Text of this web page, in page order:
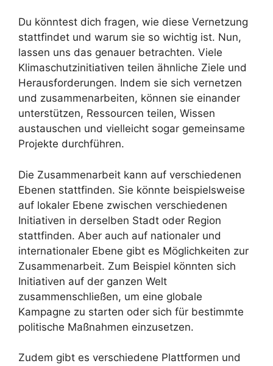
Du könntest dich fragen, wie diese Vernetzung
stattfindet und warum sie so wichtig ist. Nun,
lassen uns das genauer betrachten. Viele
Klimaschutzinitiativen teilen ähnliche Ziele und
Herausforderungen. Indem sie sich vernetzen
und zusammenarbeiten, können sie einander
unterstützen, Ressourcen teilen, Wissen
austauschen und vielleicht sogar gemeinsame
Projekte durchführen.
Die Zusammenarbeit kann auf verschiedenen
Ebenen stattfinden. Sie könnte beispielsweise
auf lokaler Ebene zwischen verschiedenen
Initiativen in derselben Stadt oder Region
stattfinden. Aber auch auf nationaler und
internationaler Ebene gibt es Möglichkeiten zur
Zusammenarbeit. Zum Beispiel könnten sich
Initiativen auf der ganzen Welt
zusammenschließen, um eine globale
Kampagne zu starten oder sich für bestimmte
politische Maßnahmen einzusetzen.
Zudem gibt es verschiedene Plattformen und